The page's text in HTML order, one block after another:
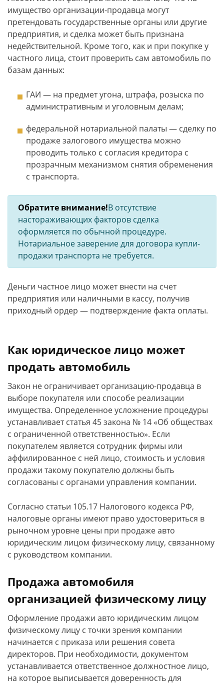
имущество организации-продавца могут
претендовать государственные органы или другие
предприятия, и сделка может быть признана
недействительной. Кроме того, как и при покупке у
частного лица, стоит проверить сам автомобиль по
базам данных:
ГАИ — на предмет угона, штрафа, розыска по
административным и уголовным делам;
федеральной нотариальной палаты — сделку по
продаже залогового имущества можно
проводить только с согласия кредитора с
прозрачным механизмом снятия обременения
с транспорта.
Обратите внимание!В отсутствие
настораживающих факторов сделка
оформляется по обычной процедуре.
Нотариальное заверение для договора купли-
продажи транспорта не требуется.
Деньги частное лицо может внести на счет
предприятия или наличными в кассу, получив
приходный ордер — подтверждение факта оплаты.
Как юридическое лицо может
продать автомобиль
Закон не ограничивает организацию-продавца в
выборе покупателя или способе реализации
имущества. Определенное усложнение процедуры
устанавливает статья 45 закона № 14 «Об обществах
с ограниченной ответственностью». Если
покупателем является сотрудник фирмы или
аффилированное с ней лицо, стоимость и условия
продажи такому покупателю должны быть
согласованы с органами управления компании.
Согласно статьи 105.17 Налогового кодекса РФ,
налоговые органы имеют право удостовериться в
рыночном уровне цены при продаже авто
юридическим лицом физическому лицу, связанному
с руководством компании.
Продажа автомобиля
организацией физическому лицу
Оформление продажи авто юридическим лицом
физическому лицу с точки зрения компании
начинается с приказа или решения совета
директоров. При необходимости, документом
устанавливается ответственное должностное лицо,
на которое выписывается доверенность для